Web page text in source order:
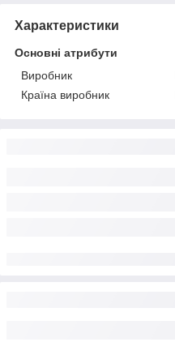
Характеристики
Основні атрибути
Виробник
Країна виробник